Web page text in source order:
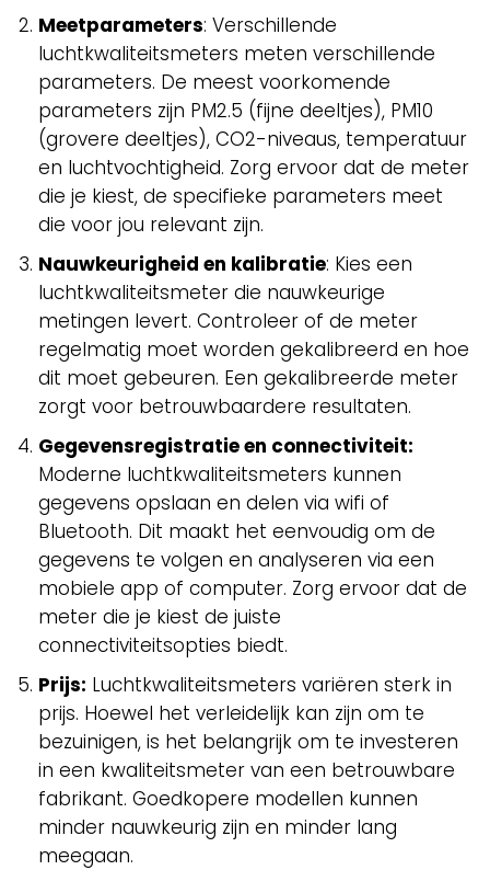
Meetparameters: Verschillende
luchtkwaliteitsmeters meten verschillende
parameters. De meest voorkomende
parameters zijn PM2.5 (fijne deeltjes), PM10
(grovere deeltjes), CO2-niveaus, temperatuur
en luchtvochtigheid. Zorg ervoor dat de meter
die je kiest, de specifieke parameters meet
die voor jou relevant zijn.
Nauwkeurigheid en kalibratie: Kies een
luchtkwaliteitsmeter die nauwkeurige
metingen levert. Controleer of de meter
regelmatig moet worden gekalibreerd en hoe
dit moet gebeuren. Een gekalibreerde meter
zorgt voor betrouwbaardere resultaten.
Gegevensregistratie en connectiviteit:
Moderne luchtkwaliteitsmeters kunnen
gegevens opslaan en delen via wifi of
Bluetooth. Dit maakt het eenvoudig om de
gegevens te volgen en analyseren via een
mobiele app of computer. Zorg ervoor dat de
meter die je kiest de juiste
connectiviteitsopties biedt.
Prijs: Luchtkwaliteitsmeters variëren sterk in
prijs. Hoewel het verleidelijk kan zijn om te
bezuinigen, is het belangrijk om te investeren
in een kwaliteitsmeter van een betrouwbare
fabrikant. Goedkopere modellen kunnen
minder nauwkeurig zijn en minder lang
meegaan.